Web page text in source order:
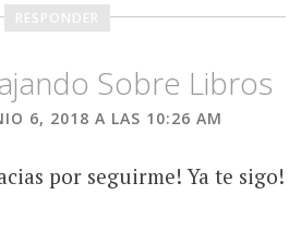
RESPONDER
Sobre Libros
6, 2018 A LAS 10:26 AM
por seguirme! Ya te sigo!